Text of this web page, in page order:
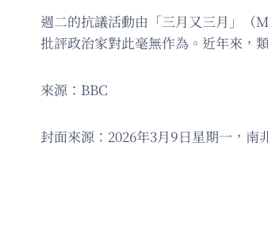
週二的抗議活動由「三月又三月」（
批評政治家對此毫無作為。近年來，
來源：BBC
封面來源：2026年3月9日星期一，南